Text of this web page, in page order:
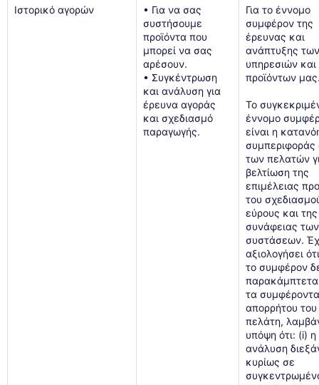
Ιστορικό αγορών
• Για να σας
συστήσουμε
προϊόντα που
μπορεί να σας
αρέσουν.
• Συγκέντρωση
και ανάλυση για
έρευνα αγοράς
και σχεδιασμό
παραγωγής.
Για το έννομο
συμφέρον της
έρευνας και
ανάπτυξης
υπηρεσιών και
προϊόντων
Το
έννομο
είναι η
συμπεριφοράς
των πελατών
βελτίωση της
επιμέλειας
του
εύρους και της
συνάφειας των
συστάσεων.
αξιολογήσει
το συμφέρον
τα
απορρήτου του
πελάτη,
υπόψη ότι: (i) η
ανάλυση
κυρίως σε